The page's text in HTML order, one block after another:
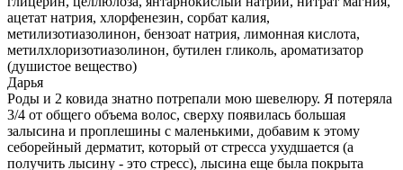
ацетат натрия, хлорфенезин, сорбат калия,
метилизотиазолинон, бензоат натрия, лимонная кислота,
метилхлоризотиазолинон, бутилен гликоль, ароматизатор
(душистое вещество)
Дарья
Роды и 2 ковида знатно потрепали мою шевелюру. Я потеряла
3/4 от общего объема волос, сверху появилась большая
залысина и проплешины с маленькими, добавим к этому
себорейный дерматит, который от стресса ухудшается (а
получить лысину - это стресс), лысина еще была покрыта